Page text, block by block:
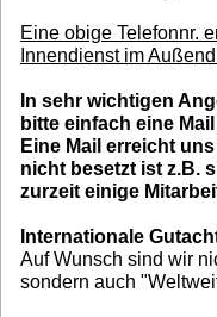
Eine obige Telefonnr.
Innendienst im
In sehr wichtigen
bitte einfach eine Mail
Eine Mail erreicht
nicht besetzt ist z.B.
zurzeit einige
Internationale
Auf Wunsch sind wir
sondern auch